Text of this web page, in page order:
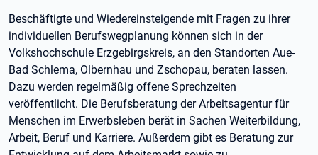
Beschäftigte und Wiedereinsteigende mit Fragen zu ihrer
individuellen Berufswegplanung können sich in der
Volkshochschule Erzgebirgskreis, an den Standorten Aue-
Bad Schlema, Olbernhau und Zschopau, beraten lassen.
Dazu werden regelmäßig offene Sprechzeiten
veröffentlicht. Die Berufsberatung der Arbeitsagentur für
Menschen im Erwerbsleben berät in Sachen Weiterbildung,
Arbeit, Beruf und Karriere. Außerdem gibt es Beratung zur